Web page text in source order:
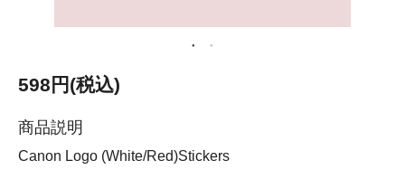
598円(税込)
商品説明
Canon Logo (White/Red)Stickers